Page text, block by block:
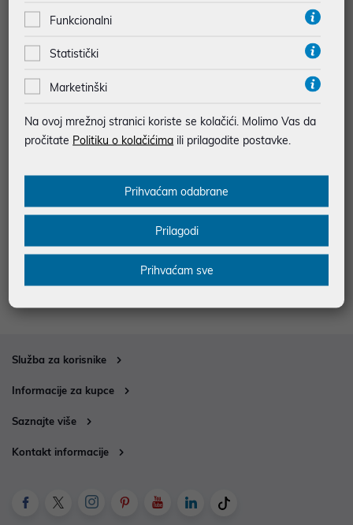
Projekcijsko platno E-View MH28
0/280×158cm, zidno, ručno
Dodatnih -5% uz PROMO KOD
Projekcijsko platno E-View MH24
0/240×135cm
126,10 €
Dodatnih -5% uz PROMO KOD
Služba za korisnike
Informacije za kupce
Saznajte više
Kontakt informacije
Funkcionalni
Statistički
Marketinški
Na ovoj mrežnoj stranici koriste se kolačići. Molimo Vas da
pročitate Politiku o kolačićima ili prilagodite postavke.
Prihvaćam odabrane
Prilagodi
Prihvaćam sve